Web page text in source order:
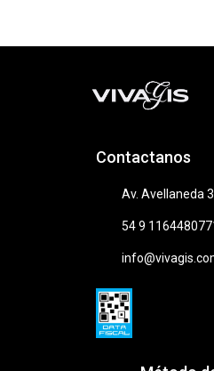
Contactanos
Av. Avellaneda
54 9